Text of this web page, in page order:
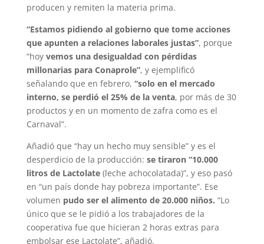
producen y remiten la materia prima.
“Estamos pidiendo al gobierno que tome acciones
que apunten a relaciones laborales justas”, porque
“hoy vemos una desigualdad con pérdidas
millonarias para Conaprole”, y ejemplificó
señalando que en febrero, “solo en el mercado
interno, se perdió el 25% de la venta, por más de 30
productos y en un momento de zafra como es el
Carnaval”.
Añadió que “hay un hecho muy sensible” y es el
desperdicio de la producción: se tiraron “10.000
litros de Lactolate(leche achocolatada)”, y eso pasó
en “un país donde hay pobreza importante”. Ese
volumen pudo ser el alimento de 20.000 niños. “Lo
único que se le pidió a los trabajadores de la
cooperativa fue que hicieran 2 horas extras para
embolsar ese Lactolate”, añadió.